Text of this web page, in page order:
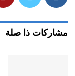
مشاركات ذا صلة